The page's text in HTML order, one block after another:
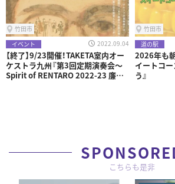
竹田市
イベント
2022.09.04
【終了】9/23開催！TAKETA室内オー
ケストラ九州『第3回定期演奏会〜
Spirit of RENTARO 2022-23 廉太
竹田市
道の駅
2026年も
イートコ
う』
こちらも是非